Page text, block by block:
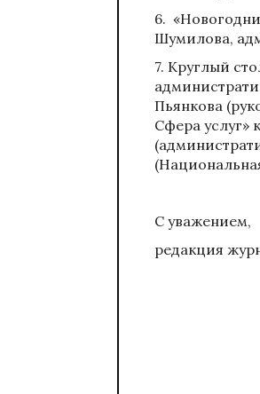
6.
Шумилова,
7. Круглый
Пьянкова
Сфера
С уважением,
редакция